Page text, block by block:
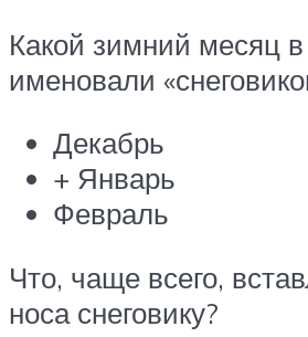
Какой зимний месяц
именовали
Декабрь
+ Январь
Февраль
Что, чаще всего,
носа снеговику?